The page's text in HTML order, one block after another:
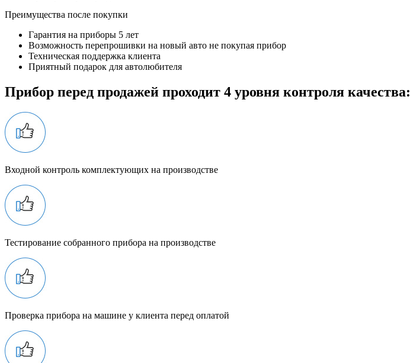
Преимущества после покупки
Гарантия на приборы 5 лет
Возможность перепрошивки на новый авто не покупая прибор
Техническая поддержка клиента
Приятный подарок для автолюбителя
Прибор перед продажей проходит 4 уровня контроля качества:
Входной контроль комплектующих на производстве
Тестирование собранного прибора на производстве
Проверка прибора на машине у клиента перед оплатой